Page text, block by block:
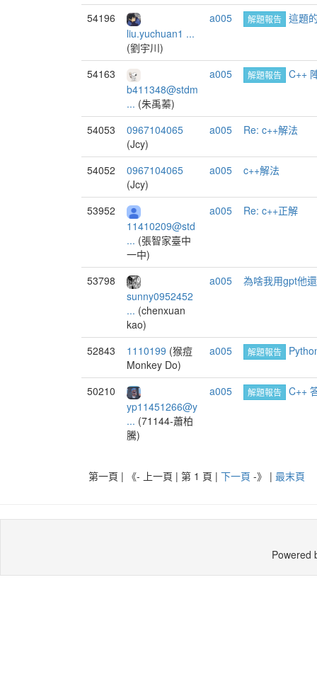
54196
liu.yuchuan1 ...
(劉宇川)
a005 解題報告 這題
54163
b411348@stdm
... (朱禹蓁)
a005 解題報告 C++
54053
0967104065
(Jcy)
a005 Re: c++解法
54052
0967104065
(Jcy)
a005 c++解法
53952
11410209@std
... (張智家臺中
一中)
a005 Re: c++正解
53798
sunny0952452
... (chenxuan
kao)
a005 為啥我用gpt他
52843 1110199 (猴痘
Monkey Do)
a005 解題報告
50210
yp11451266@y
... (71144-蕭柏
騰)
a005 解題報告 C++
第一頁 | 《- 上一頁 | 第 1 頁 | 下一頁 -》 | 最末頁
Powered